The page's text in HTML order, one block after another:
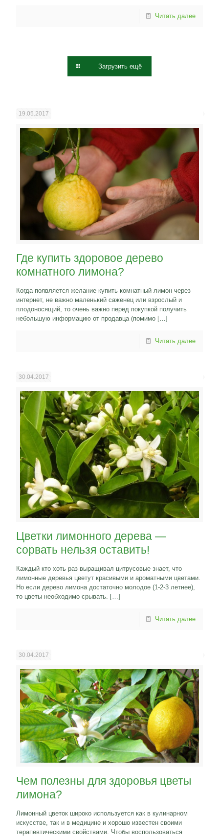
Читать далее
Загрузить ещё
19.05.2017
Где купить здоровое дерево
комнатного лимона?
Когда появляется желание купить комнатный лимон через
интернет, не важно маленький саженец или взрослый и
плодоносящий, то очень важно перед покупкой получить
небольшую информацию от продавца (помимо […]
Читать далее
30.04.2017
Цветки лимонного дерева —
сорвать нельзя оставить!
Каждый кто хоть раз выращивал цитрусовые знает, что
лимонные деревья цветут красивыми и ароматными цветами.
Но если дерево лимона достаточно молодое (1-2-3 летнее),
то цветы необходимо срывать. […]
Читать далее
30.04.2017
Чем полезны для здоровья цветы
лимона?
Лимонный цветок широко используется как в кулинарном
искусстве, так и в медицине и хорошо известен своими
терапевтическими свойствами. Чтобы воспользоваться